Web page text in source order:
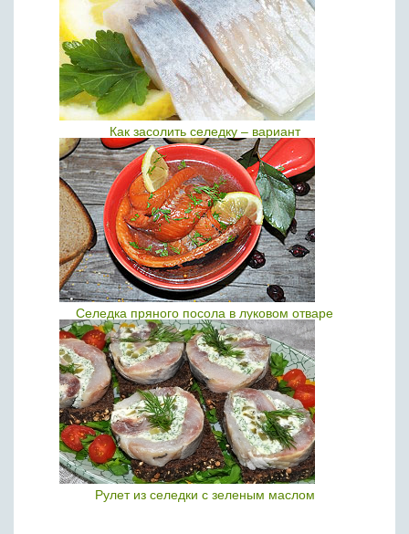
Как засолить селедку – вариант
Селедка пряного посола в луковом отваре
Рулет из селедки с зеленым маслом